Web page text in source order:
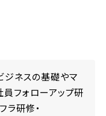
ジネスの基礎やマ
員フォローアップ研
ラ研修・